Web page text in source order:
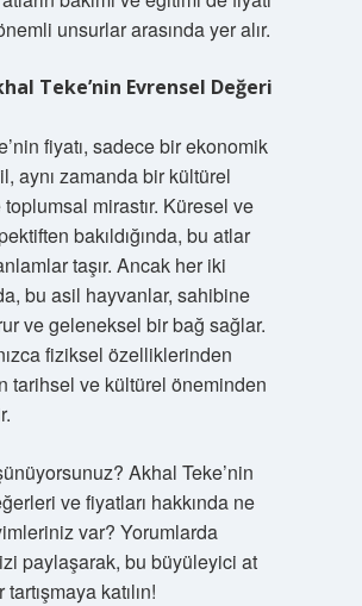
unsurlar arasında yer alır.
Teke’nin Evrensel Değeri
fiyatı, sadece bir ekonomik
aynı zamanda bir kültürel
mirastır. Küresel ve
bakıldığında, bu atlar
taşır. Ancak her iki
bu asil hayvanlar, sahibine
ve geleneksel bir bağ sağlar.
fiziksel özelliklerinden
tarihsel ve kültürel öneminden
Akhal Teke’nin
ve fiyatları hakkında ne
var? Yorumlarda
paylaşarak, bu büyüleyici at
katılın!